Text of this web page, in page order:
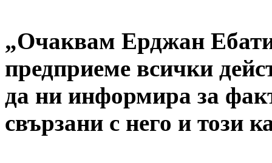
„Очаквам Ерджан
предприеме всички
да ни информира за
свързани с него и този